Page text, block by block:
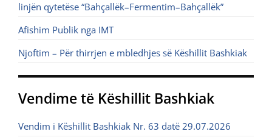
linjën qytetëse “Bahçallëk–Fermentim–Bahçallëk”
Afishim Publik nga IMT
Njoftim – Për thirrjen e mbledhjes së Këshillit Bashkiak
Vendime të Këshillit Bashkiak
Vendim i Këshillit Bashkiak Nr. 63 datë 29.07.2026